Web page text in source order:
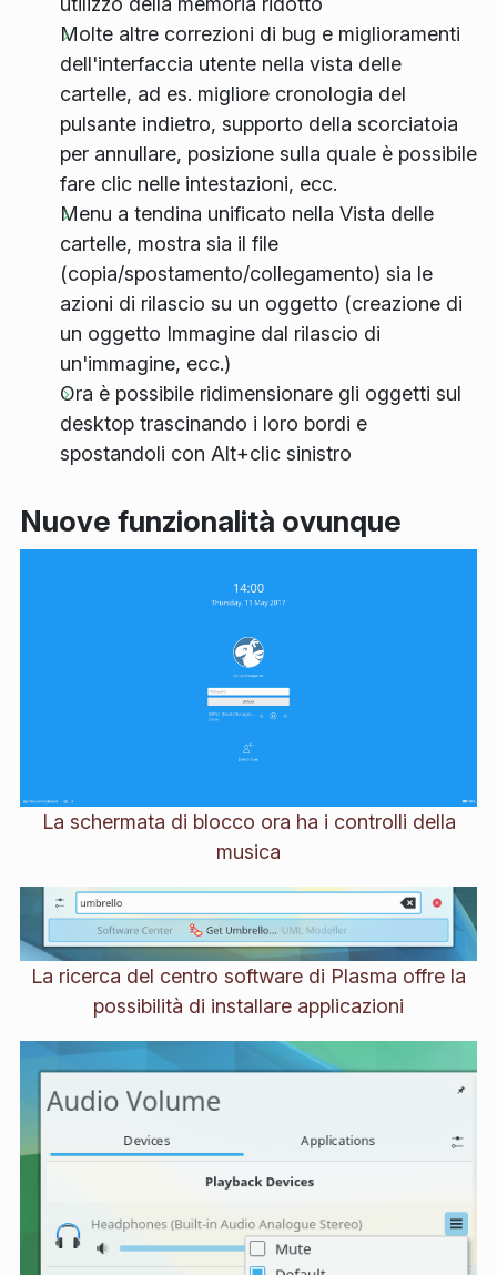
Molte altre correzioni di bug e miglioramenti
dell'interfaccia utente nella vista delle
cartelle, ad es. migliore cronologia del
pulsante indietro, supporto della scorciatoia
per annullare, posizione sulla quale è possibile
fare clic nelle intestazioni, ecc.
Menu a tendina unificato nella Vista delle
cartelle, mostra sia il file
(copia/spostamento/collegamento) sia le
azioni di rilascio su un oggetto (creazione di
un oggetto Immagine dal rilascio di
un'immagine, ecc.)
Ora è possibile ridimensionare gli oggetti sul
desktop trascinando i loro bordi e
spostandoli con Alt+clic sinistro
Nuove funzionalità ovunque
La schermata di blocco ora ha i controlli della
musica
La ricerca del centro software di Plasma offre la
possibilità di installare applicazioni